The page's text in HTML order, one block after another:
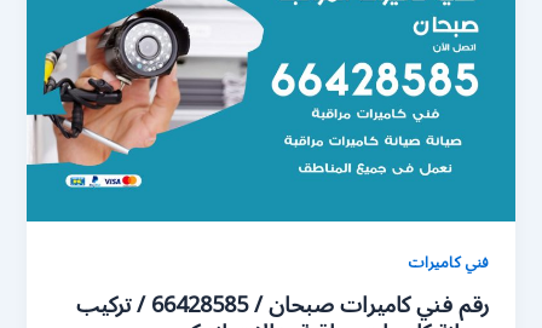
فني كاميرات
رقم فني كاميرات صبحان / 66428585 / تركيب